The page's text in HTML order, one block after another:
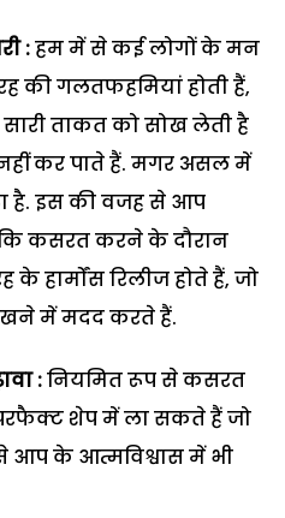
:हम में से कई लोगों के मन
गलतफहमियां होती हैं,
ताकत को सोख लेती है
कर पाते हैं. मगर असल में
है. इस की वजह से आप
कसरत करने के दौरान
हार्मोंस रिलीज होते हैं, जो
में मदद करते हैं.
:नियमित रूप से कसरत
शेप में ला सकते हैं जो
आप के आत्मविश्वास में भी